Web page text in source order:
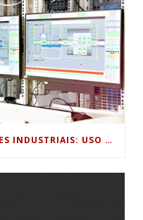
DADOS QUE EVITAM ACIDENTES INDUSTRIAIS: USO DE SENSORES, HISTÓRICOS DE PROCESSO E ANÁLISE PREDITIVA PARA SEGURANÇA OPERACIONAL